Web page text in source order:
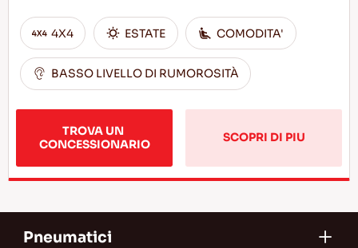
4X4 ESTATE COMODITA'
BASSO LIVELLO DI RUMOROSITÀ
TROVA UN
CONCESSIONARIO
SCOPRI DI PIU
Pneumatici